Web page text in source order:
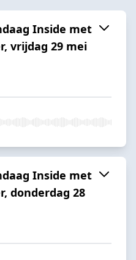
Inside met
vrijdag 29 mei
Inside met
donderdag 28